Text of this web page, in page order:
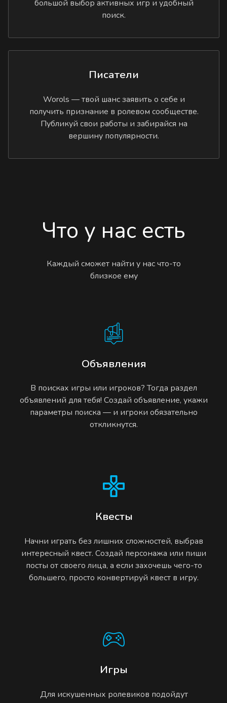
большой выбор активных игр и удобный
поиск.
Писатели
Worols — твой шанс заявить о себе и
получить признание в ролевом сообществе.
Публикуй свои работы и забирайся на
вершину популярности.
Что у нас есть
Каждый сможет найти у нас что-то
близкое ему
Объявления
В поисках игры или игроков? Тогда раздел
объявлений для тебя! Создай объявление, укажи
параметры поиска — и игроки обязательно
откликнутся.
Квесты
Начни играть без лишних сложностей, выбрав
интересный квест. Создай персонажа или пиши
посты от своего лица, а если захочешь чего-то
большего, просто конвертируй квест в игру.
Игры
Для искушенных ролевиков подойдут